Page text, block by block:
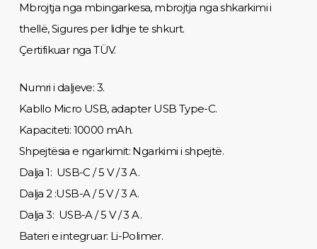
Mbrojtja nga mbingarkesa, mbrojtja nga shkarkimi i
thellë, Sigures per lidhje te shkurt.
Çertifikuar nga TÜV.
Numri i daljeve: 3.
Kabllo Micro USB, adapter USB Type-C.
Kapaciteti: 10000 mAh.
Shpejtësia e ngarkimit: Ngarkimi i shpejtë.
Dalja 1: USB-C / 5 V / 3 A.
Dalja 2 :USB-A / 5 V / 3 A.
Dalja 3: USB-A / 5 V / 3 A.
Bateri e integruar: Li-Polimer.